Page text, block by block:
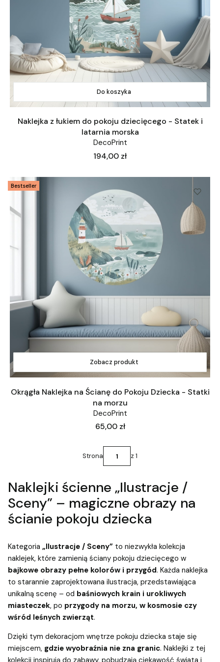
Do koszyka
Naklejka z łukiem do pokoju dziecięcego - Statek i
latarnia morska
DecoPrint
Cena
194,00 zł
Bestseller
Zobacz produkt
Okrągła Naklejka na Ścianę do Pokoju Dziecka - Statki
na morzu
DecoPrint
Cena
65,00 zł
Strona z 1
Naklejki ścienne „Ilustracje /
Sceny” – magiczne obrazy na
ścianie pokoju dziecka
Kategoria „Ilustracje / Sceny” to niezwykła kolekcja
naklejek, które zamienią ściany pokoju dziecięcego w
bajkowe obrazy pełne kolorów i przygód. Każda naklejka
to starannie zaprojektowana ilustracja, przedstawiająca
unikalną scenę – od baśniowych krain i urokliwych
miasteczek, po przygody na morzu, w kosmosie czy
wśród leśnych zwierząt.
Dzięki tym dekoracjom wnętrze pokoju dziecka staje się
miejscem, gdzie wyobraźnia nie zna granic. Naklejki z tej
kolekcji inspirują do zabawy, pobudzają ciekawość świata i